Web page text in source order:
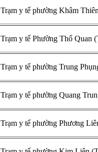
Trạm y tế phường Khâm
Trạm y tế Phường Thổ
Trạm y tế phường Trung
Trạm y tế phường Quang
Trạm y tế phường Phương